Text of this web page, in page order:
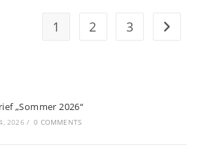
1 2 3 Zur
„Sommer 2026“
2026 / 0 COMMENTS